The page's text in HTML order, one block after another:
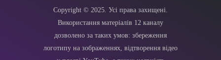
Copyright © 2025. Усі права захищені.
Використання матеріалів 12 каналу
дозволено за таких умов: збереження
логотипу на зображеннях, відтворення відео